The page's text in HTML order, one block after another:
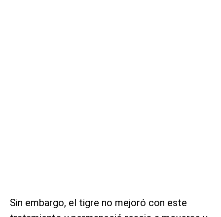
Sin embargo, el tigre no mejoró con este